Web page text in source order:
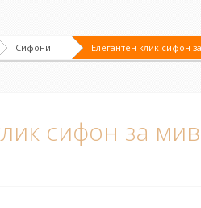
Сифони Елегантен клик сифон
сифон за